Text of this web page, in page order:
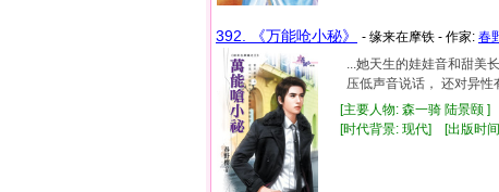
392. 《万能呛小秘》 - 缘来在摩铁 - 作家: 春
...她天生的娃娃音和甜
压低声音说话， 还对异性
[主要人物: 森一骑 陆景颐
[时代背景: 现代] [出版时